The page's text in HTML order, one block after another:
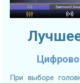
При выборе